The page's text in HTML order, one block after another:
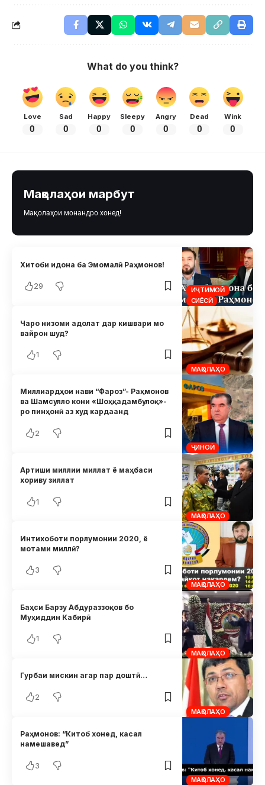
What do you think?
Love
0
Sad
0
Happy
0
Sleepy
0
Angry
0
Dead
0
Wink
0
Мақолаҳои марбут
Мақолаҳои монандро хонед!
ИҶТИМОӢ
СИЁСӢ
Хитоби идона ба Эмомалӣ Раҳмонов!
29
МАҚОЛАҲО
Чаро низоми адолат дар кишвари мо
вайрон шуд?
1
ҶИНОӢ
Миллиардҳои нави “Фароз”- Раҳмонов
ва Шамсулло кони «Шоҳқадамбулоқ»-
ро пинҳонӣ аз худ кардаанд
2
МАҚОЛАҲО
Артиши миллии миллат ё маҳбаси
хориву зиллат
1
МАҚОЛАҲО
Интихоботи порлумонии 2020, ё
мотами миллӣ?
3
МАҚОЛАҲО
Баҳси Барзу Абдураззоқов бо
Муҳиддин Кабирӣ
1
МАҚОЛАҲО
Гурбаи мискин агар пар доштӣ…
2
МАҚОЛАҲО
Раҳмонов: “Китоб хонед, касал
намешавед”
3